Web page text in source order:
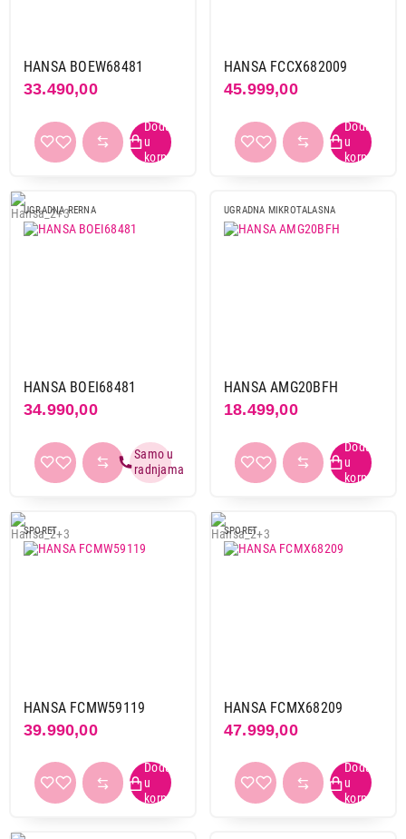
HANSA BOEW68481
33.490,00
HANSA FCCX682009
45.999,00
UGRADNA RERNA
HANSA BOEI68481
34.990,00
UGRADNA MIKROTALASNA
HANSA AMG20BFH
18.499,00
SPORET
HANSA FCMW59119
39.990,00
SPORET
HANSA FCMX68209
47.999,00